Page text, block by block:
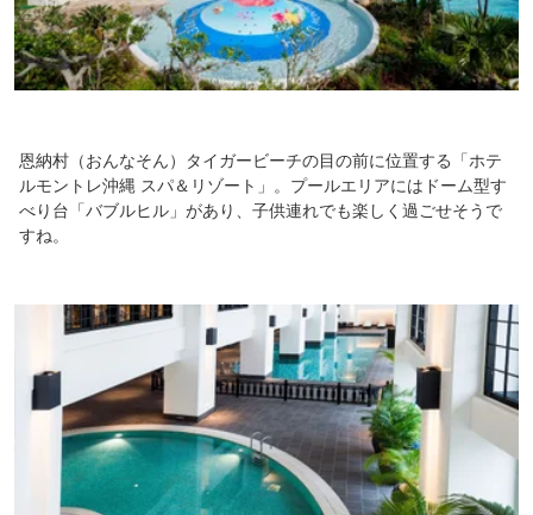
恩納村（おんなそん）タイガービーチの目の前に位置する「ホテ
ルモントレ沖縄 スパ＆リゾート」。プールエリアにはドーム型す
べり台「バブルヒル」があり、子供連れでも楽しく過ごせそうで
すね。